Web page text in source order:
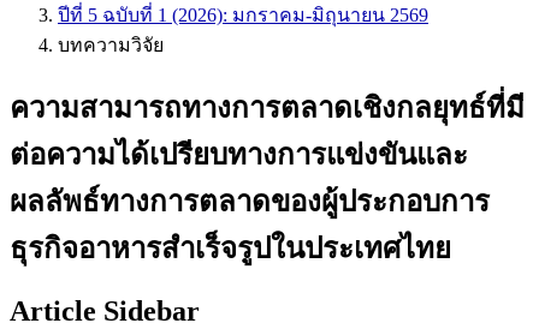
ปีที่ 5 ฉบับที่ 1 (2026): มกราคม-มิถุนายน 2569
บทความวิจัย
ความสามารถทางการตลาดเชิงกลยุทธ์ที่มี
ต่อความได้เปรียบทางการแข่งขันและ
ผลลัพธ์ทางการตลาดของผู้ประกอบการ
ธุรกิจอาหารสำเร็จรูปในประเทศไทย
Article Sidebar